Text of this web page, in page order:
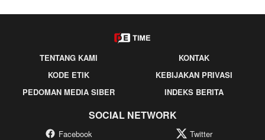
TENTANG KAMI
KONTAK
KODE ETIK
KEBIJAKAN PRIVASI
PEDOMAN MEDIA SIBER
INDEKS BERITA
SOCIAL NETWORK
Facebook Twitter